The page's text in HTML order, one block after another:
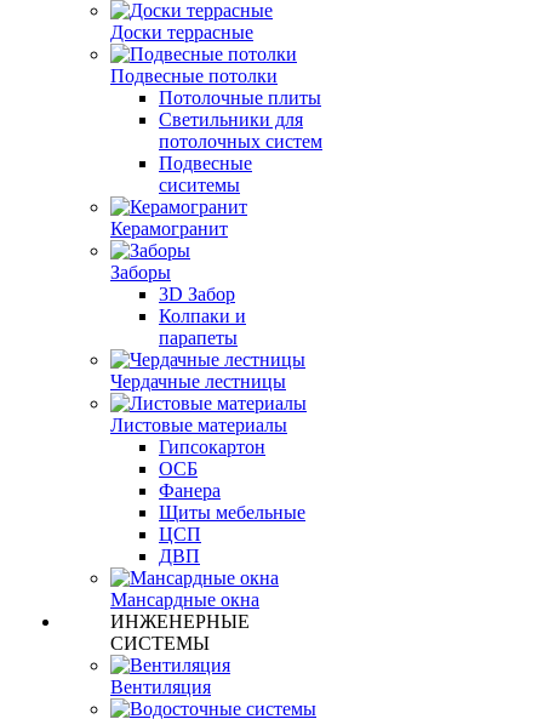
Доски террасные
Подвесные потолки
Потолочные плиты
Светильники для
потолочных систем
Подвесные
сиситемы
Керамогранит
Заборы
3D Забор
Колпаки и
парапеты
Чердачные лестницы
Листовые материалы
Гипсокартон
ОСБ
Фанера
Щиты мебельные
ЦСП
ДВП
Мансардные окна
ИНЖЕНЕРНЫЕ
СИСТЕМЫ
Вентиляция